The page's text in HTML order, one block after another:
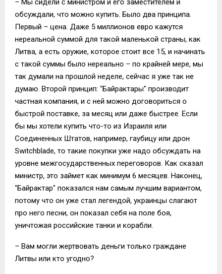
обсуждали, что можно купить. Было два принципа.
Первый – цена. Даже 5 миллионов евро кажутся
нереальной суммой для такой маленькой страны, как
Литва, а есть оружие, которое стоит все 15, и начинать
с такой суммы было нереально – по крайней мере, мы
так думали на прошлой неделе, сейчас я уже так не
думаю. Второй принцип: "Байрактары" производит
частная компания, и с ней можно договориться о
быстрой поставке, за месяц или даже быстрее. Если
бы мы хотели купить что-то из Израиля или
Соединенных Штатов, например, гаубицу или дрон
Switchblade, то такие покупки уже надо обсуждать на
уровне межгосударственных переговоров. Как сказал
министр, это займет как минимум 6 месяцев. Наконец,
"Байрактар" показался нам самым лучшим вариантом,
потому что он уже стал легендой, украинцы слагают
про него песни, он показал себя на поле боя,
уничтожая российские танки и корабли.
– Вам могли жертвовать деньги только граждане
Литвы или кто угодно?